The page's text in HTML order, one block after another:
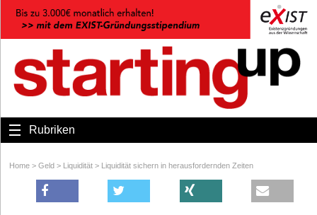
Rubriken
Home > Geld > Liquidität > Liquidität sichern in herausfordernden Zeiten